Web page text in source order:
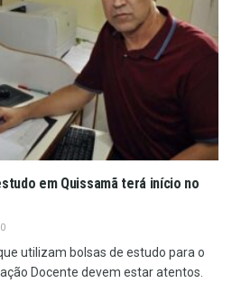
em Quissamã terá início no
utilizam bolsas de estudo para o
Docente devem estar atentos.